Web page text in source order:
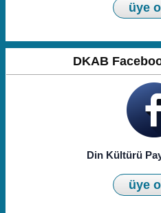
üye
DKAB
Din Kültürü
üye